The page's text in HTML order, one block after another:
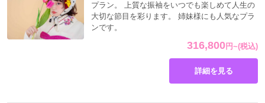
316,800 円~(税込)
プラン。 上質な振袖をいつでも楽しめて人生の
大切な節目を彩ります。 姉妹様にも人気なプラ
ンです。
詳細を見る